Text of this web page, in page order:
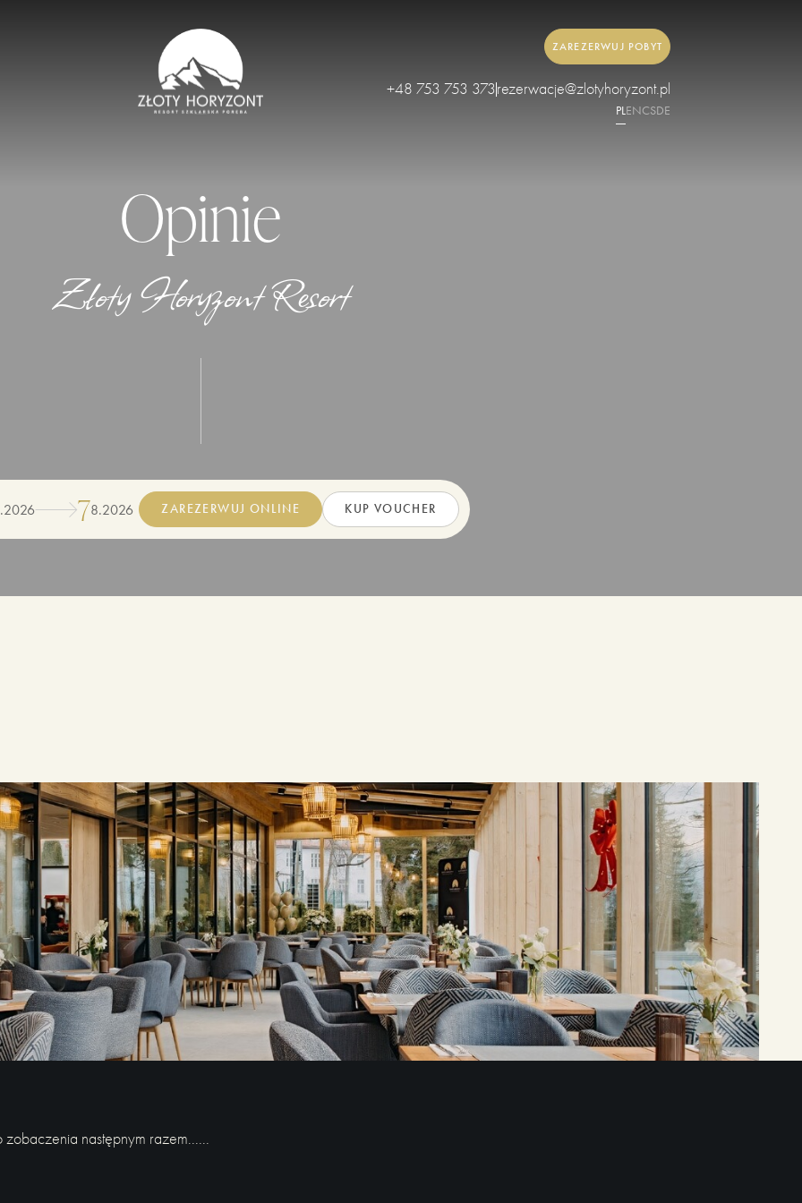
ZAREZERWUJ POBYT
+48 753 753 373rezerwacje@zlotyhoryzont.pl
PLENCSDE
Opinie
Złoty Horyzont Resort
.2026 78.2026 ZAREZERWUJ ONLINE KUP VOUCHER
zobaczenia następnym razem......